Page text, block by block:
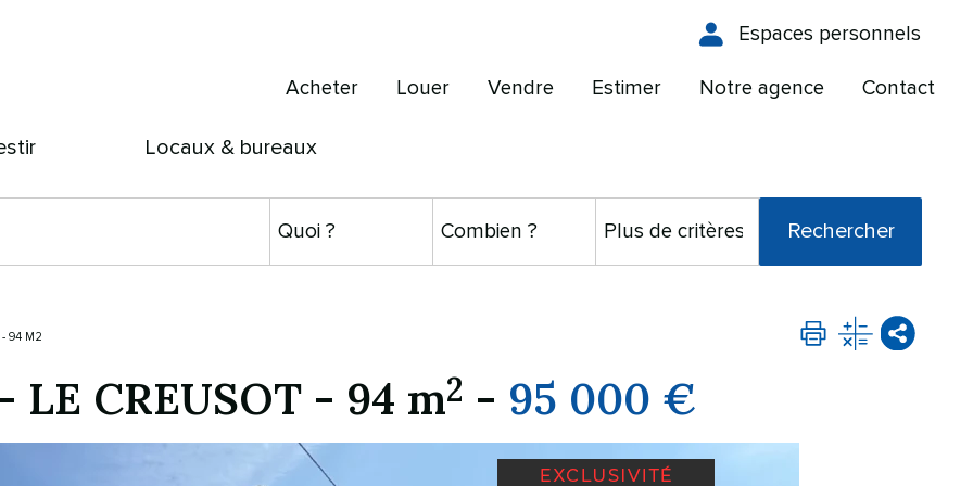
Espaces personnels
Acheter Louer Vendre Estimer Notre agence Contact
Locaux & bureaux
- 94 M2
LE CREUSOT - 94 m2 - 95 000 €